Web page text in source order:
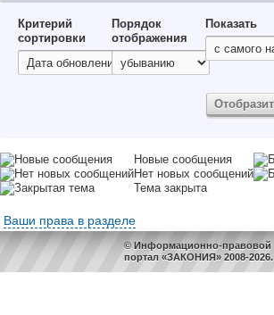
Критерий
сортировки
Порядок
отображения
Показать
Новые сообщения
Нет новых сообщений
Тема закрыта
Ваши права в разделе
© Информационно-правовой
портал «ЗАКОНИЯ» 2008-2026.